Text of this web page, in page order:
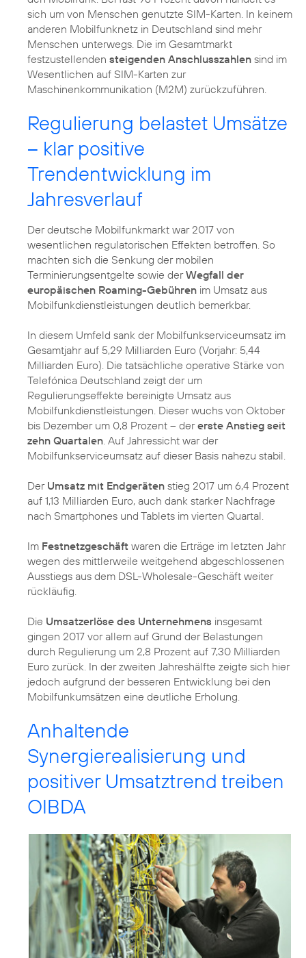
sich um von Menschen genutzte SIM-Karten. In keinem
anderen Mobilfunknetz in Deutschland sind mehr
Menschen unterwegs. Die im Gesamtmarkt
festzustellenden steigenden Anschlusszahlen sind im
Wesentlichen auf SIM-Karten zur
Maschinenkommunikation (M2M) zurückzuführen.
Regulierung belastet Umsätze
– klar positive
Trendentwicklung im
Jahresverlauf
Der deutsche Mobilfunkmarkt war 2017 von
wesentlichen regulatorischen Effekten betroffen. So
machten sich die Senkung der mobilen
Terminierungsentgelte sowie derWegfall der
europäischen Roaming-Gebühren im Umsatz aus
Mobilfunkdienstleistungen deutlich bemerkbar.
In diesem Umfeld sank der Mobilfunkserviceumsatz im
Gesamtjahr auf 5,29 Milliarden Euro (Vorjahr: 5,44
Milliarden Euro). Die tatsächliche operative Stärke von
Telefónica Deutschland zeigt der um
Regulierungseffekte bereinigte Umsatz aus
Mobilfunkdienstleistungen. Dieser wuchs von Oktober
bis Dezember um 0,8 Prozent – dererste Anstieg seit
zehn Quartalen. Auf Jahressicht war der
Mobilfunkserviceumsatz auf dieser Basis nahezu stabil.
Der Umsatz mit Endgeräten stieg 2017 um 6,4 Prozent
auf 1,13 Milliarden Euro, auch dank starker Nachfrage
nach Smartphones und Tablets im vierten Quartal.
Im Festnetzgeschäft waren die Erträge im letzten Jahr
wegen des mittlerweile weitgehend abgeschlossenen
Ausstiegs aus dem DSL-Wholesale-Geschäft weiter
rückläufig.
Die Umsatzerlöse des Unternehmens insgesamt
gingen 2017 vor allem auf Grund der Belastungen
durch Regulierung um 2,8 Prozent auf 7,30 Milliarden
Euro zurück. In der zweiten Jahreshälfte zeigte sich hier
jedoch aufgrund der besseren Entwicklung bei den
Mobilfunkumsätzen eine deutliche Erholung.
Anhaltende
Synergierealisierung und
positiver Umsatztrend treiben
OIBDA